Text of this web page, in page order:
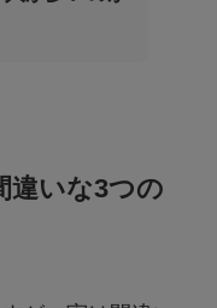
違いな3つの